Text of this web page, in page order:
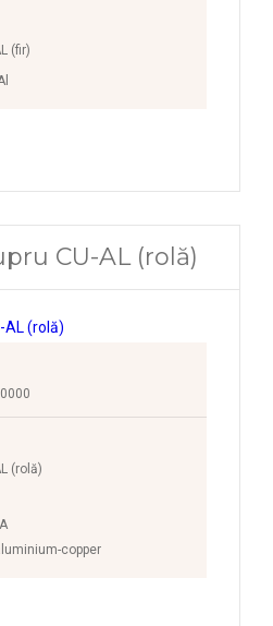
(fir)
CU-AL (rolă)
(rolă)
copper